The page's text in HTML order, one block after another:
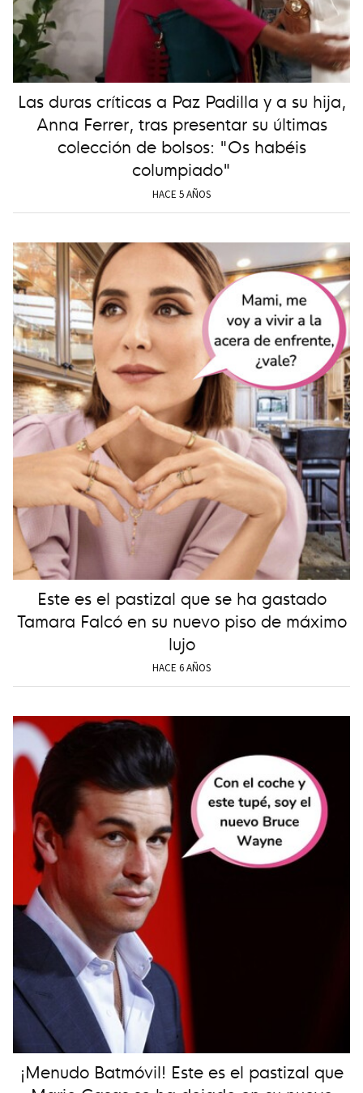
Las duras críticas a Paz Padilla y a su hija,
Anna Ferrer, tras presentar su últimas
colección de bolsos: "Os habéis
columpiado"
HACE 5 AÑOS
Este es el pastizal que se ha gastado
Tamara Falcó en su nuevo piso de máximo
lujo
HACE 6 AÑOS
¡Menudo Batmóvil! Este es el pastizal que